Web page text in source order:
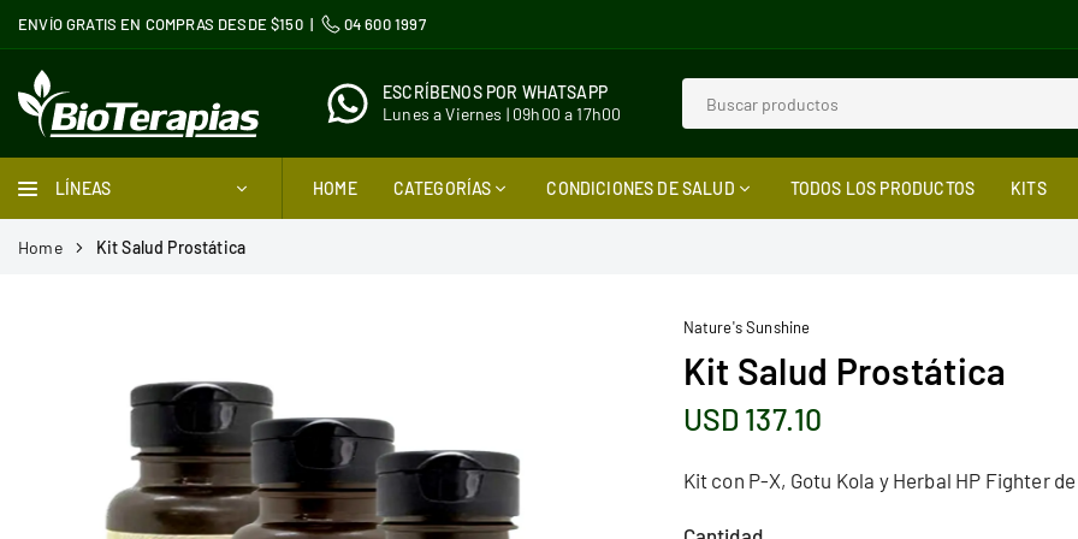
Ir
directamente
contenido
ENVÍO GRATIS EN COMPRAS DESDE $150 | 04 600 1997
ESCRÍBENOS POR WHATSAPP
Lunes a Viernes | 09h00 a 17h00
LÍNEAS HOME CATEGORÍAS CONDICIONES DE SALUD TODOS LOS PRODUCTOS KITS
Home Kit Salud Prostática
Nature's Sunshine
Kit Salud Prostática
Precio
USD 137.10
Kit con P-X, Gotu Kola y Herbal HP Fighter